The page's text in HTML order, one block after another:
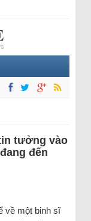
tưởng vào
đến
về một binh sĩ